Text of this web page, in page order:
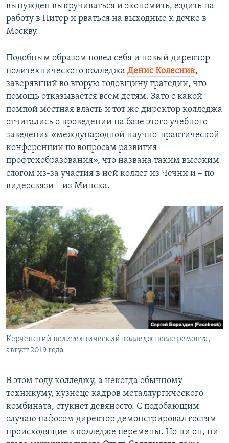
вынужден выкручиваться и экономить, ездить на
работу в Питер и рваться на выходные к дочке в
Москву.
Подобным образом повел себя и новый директор
политехнического колледжа Денис Колесник,
заверявший во вторую годовщину трагедии, что
помощь отказывается всем детям. Зато с какой
помпой местная власть и тот же директор колледжа
отчитались о проведении на базе этого учебного
заведения «международной научно-практической
конференции по вопросам развития
профтехобразования», что названа таким высоким
слогом из-за участия в ней коллег из Чечни и – по
видеосвязи – из Минска.
Керченский политехнический колледж после ремонта,
август 2019 года
В этом году колледжу, а некогда обычному
техникуму, кузнеце кадров металлургического
комбината, стукнет девяносто. С подобающим
случаю пафосом директор демонстрировал гостям
происходящие в колледже перемены. Но ни он, ни